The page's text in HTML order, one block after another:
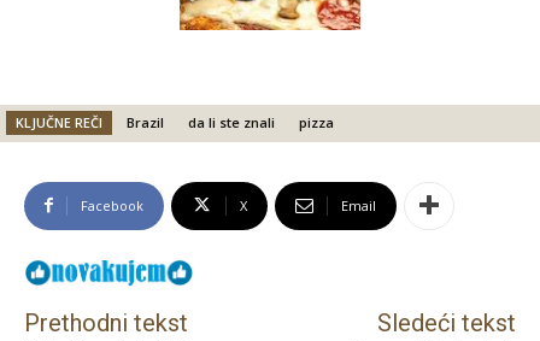
KLJUČNE REČI Brazil da li ste znali pizza
Facebook X Email
Prethodni tekst Sledeći tekst